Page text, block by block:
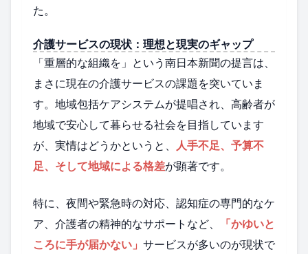
た。
介護サービスの現状：理想と現実のギャップ
「重層的な組織を」という南日本新聞の提言は、
まさに現在の介護サービスの課題を突いていま
す。地域包括ケアシステムが提唱され、高齢者が
地域で安心して暮らせる社会を目指しています
が、実情はどうかというと、 人手不足、予算不
足、そして地域による格差が顕著です。
特に、夜間や緊急時の対応、認知症の専門的なケ
ア、介護者の精神的なサポートなど、
「かゆいと
ころに手が届かない」 サービスが多いのが現状で